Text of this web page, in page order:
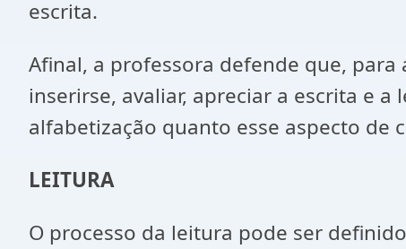
escrita.
Afinal, a professora defende que, para
inserirse, avaliar, apreciar a escrita e
alfabetização quanto esse aspecto de
LEITURA
O processo da leitura pode ser